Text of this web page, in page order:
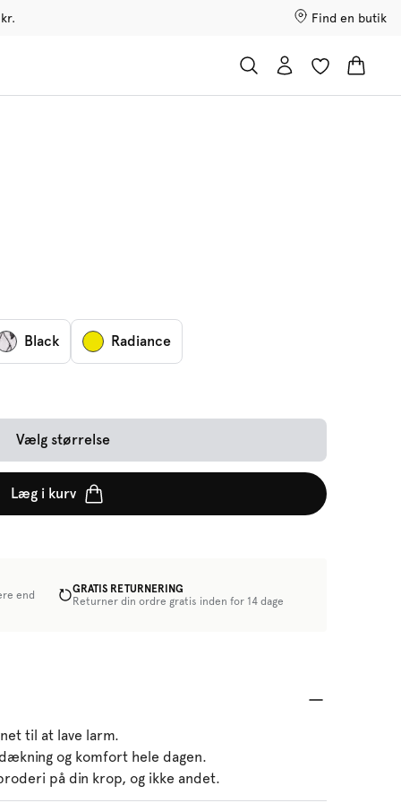
Find en butik
Black Radiance
Vælg størrelse
Læg i kurv
end
GRATIS RETURNERING
Returner din ordre gratis inden for 14 dage
til at lave larm.
og komfort hele dagen.
på din krop, og ikke andet.